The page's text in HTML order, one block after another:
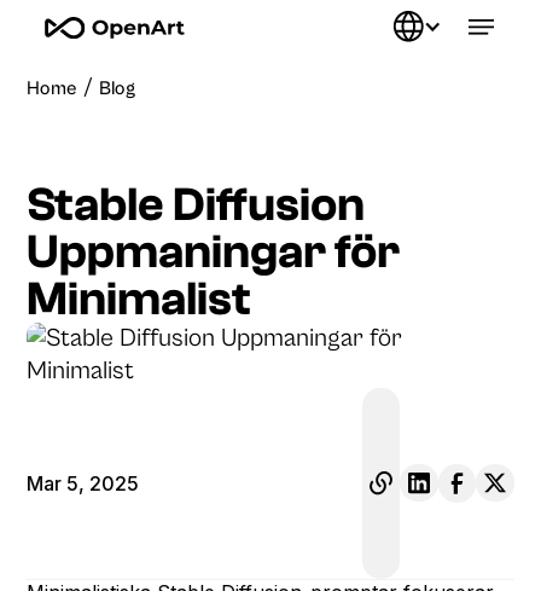
Home / Blog
Stable Diffusion
Uppmaningar för
Minimalist
Mar 5, 2025